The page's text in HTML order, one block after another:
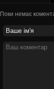
Поки немає